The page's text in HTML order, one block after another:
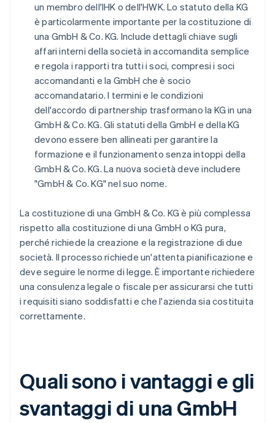
un membro dell'IHK o dell'HWK. Lo statuto della KG
è particolarmente importante per la costituzione di
una GmbH & Co. KG. Include dettagli chiave sugli
affari interni della società in accomandita semplice
e regola i rapporti tra tutti i soci, compresi i soci
accomandanti e la GmbH che è socio
accomandatario. I termini e le condizioni
dell'accordo di partnership trasformano la KG in una
GmbH & Co. KG. Gli statuti della GmbH e della KG
devono essere ben allineati per garantire la
formazione e il funzionamento senza intoppi della
GmbH & Co. KG. La nuova società deve includere
"GmbH & Co. KG" nel suo nome.
La costituzione di una GmbH & Co. KG è più complessa
rispetto alla costituzione di una GmbH o KG pura,
perché richiede la creazione e la registrazione di due
società. Il processo richiede un'attenta pianificazione e
deve seguire le norme di legge. È importante richiedere
una consulenza legale o fiscale per assicurarsi che tutti
i requisiti siano soddisfatti e che l'azienda sia costituita
correttamente.
Quali sono i vantaggi e gli
svantaggi di una GmbH